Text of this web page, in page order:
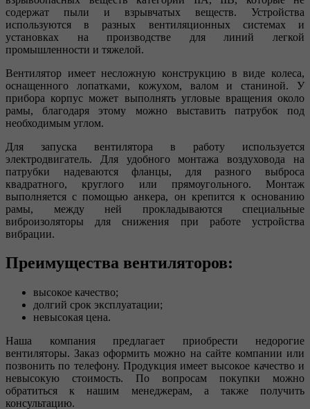
содержат пыли и взрывчатых веществ. Устройства
используются в разных вентиляционных системах и
установках на производстве для линий легкой
промышленности и тяжелой.
Вентилятор имеет несложную конструкцию в виде колеса,
оснащенного лопатками, кожухом, валом и станиной. У
прибора корпус может выполнять угловые вращения около
рамы, благодаря этому можно выставить патрубок под
необходимым углом.
Для запуска вентилятора в работу используется
электродвигатель. Для удобного монтажа воздуховода на
патрубки надеваются фланцы, для разного выброса
квадратного, круглого или прямоугольного. Монтаж
выполняется с помощью анкера, он крепится к основанию
рамы, между ней прокладываются специальные
виброизоляторы для снижения при работе устройства
вибрации.
Преимущества вентиляторов:
высокое качество;
долгий срок эксплуатации;
невысокая цена.
Наша компания предлагает приобрести недорогие
вентиляторы. Заказ оформить можно на сайте компании или
позвонить по телефону. Продукция имеет высокое качество и
невысокую стоимость. По вопросам покупки можно
обратиться к нашим менеджерам, а также получить
консультацию.